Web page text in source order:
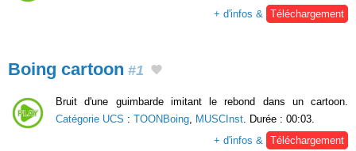
+ d'infos & Téléchargement
Boing cartoon #1
Bruit d'une guimbarde imitant le rebond dans un cartoon.
Catégorie UCS : TOONBoing MUSCInst . Durée : 00:03.
+ d'infos &
Téléchargement